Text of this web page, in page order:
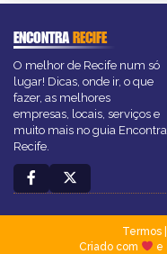
ENCONTRARECIFE
O melhor de Recife num só
lugar! Dicas, onde ir, o que
fazer, as melhores
empresas, locais, serviços e
muito mais no guia Encontra
Recife.
Termos|
Criado com
e